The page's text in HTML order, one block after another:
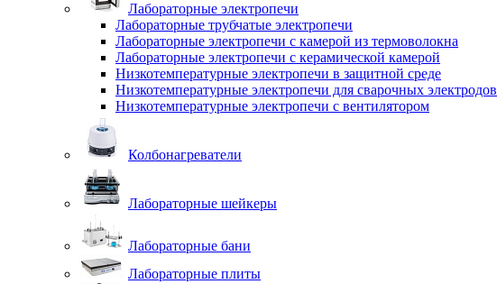
Лабораторные электропечи
Лабораторные трубчатые электропечи
Лабораторные электропечи с камерой из термоволокна
Лабораторные электропечи с керамической камерой
Низкотемпературные электропечи в защитной среде
Низкотемпературные электропечи для cварочных электродов
Низкотемпературные электропечи с вентилятором
Колбонагреватели
Лабораторные шейкеры
Лабораторные бани
Лабораторные плиты